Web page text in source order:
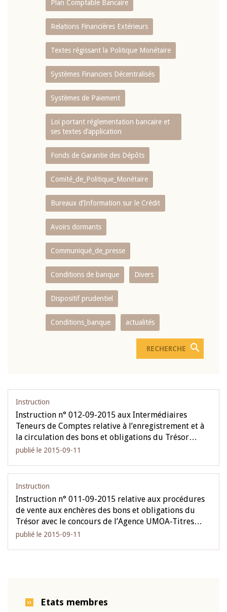
Plan Comptable Bancaire
Relations Financières Extérieurs
Textes régissant la Politique Monétaire
Systèmes Financiers Décentralisés
Systèmes de Paiement
Loi portant réglementation bancaire et
ses textes d’application
Fonds de Garantie des Dépôts
Comité_de_Politique_Monétaire
Bureaux d’Information sur le Crédit
Avoirs dormants
Communiqué_de_presse
Conditions de banque Divers
Dispositif prudentiel
Conditions_banque actualités
Instruction
Instruction n° 012-09-2015 aux Intermédiaires
Teneurs de Comptes relative à l’enregistrement et à
la circulation des bons et obligations du Trésor…
publié le 2015-09-11
Instruction
Instruction n° 011-09-2015 relative aux procédures
de vente aux enchères des bons et obligations du
Trésor avec le concours de l’Agence UMOA-Titres…
publié le 2015-09-11
Etats membres